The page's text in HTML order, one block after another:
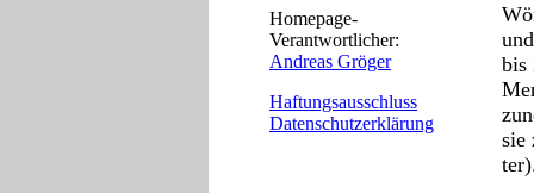
Homepage-
Verantwortlicher:
Andreas Gröger
Haftungsausschluss
Datenschutzerklärung
bis
sie